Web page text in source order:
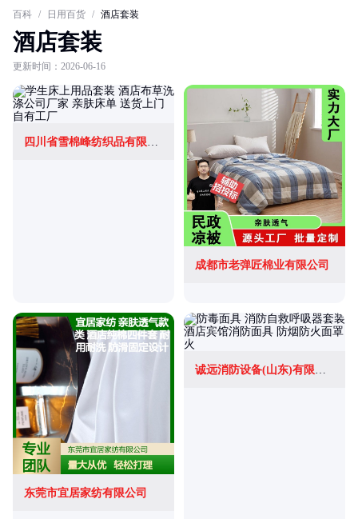
百科 / 日用百货 / 酒店套装
酒店套装
更新时间：2026-06-16
四川省雪棉峰纺织品有限公司
成都市老弹匠棉业有限公司
东莞市宜居家纺有限公司
诚远消防设备(山东)有限公司